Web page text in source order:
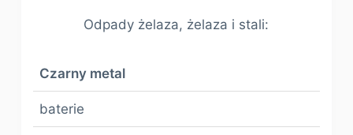
Odpady żelaza, żelaza i stali:
Czarny metal
baterie